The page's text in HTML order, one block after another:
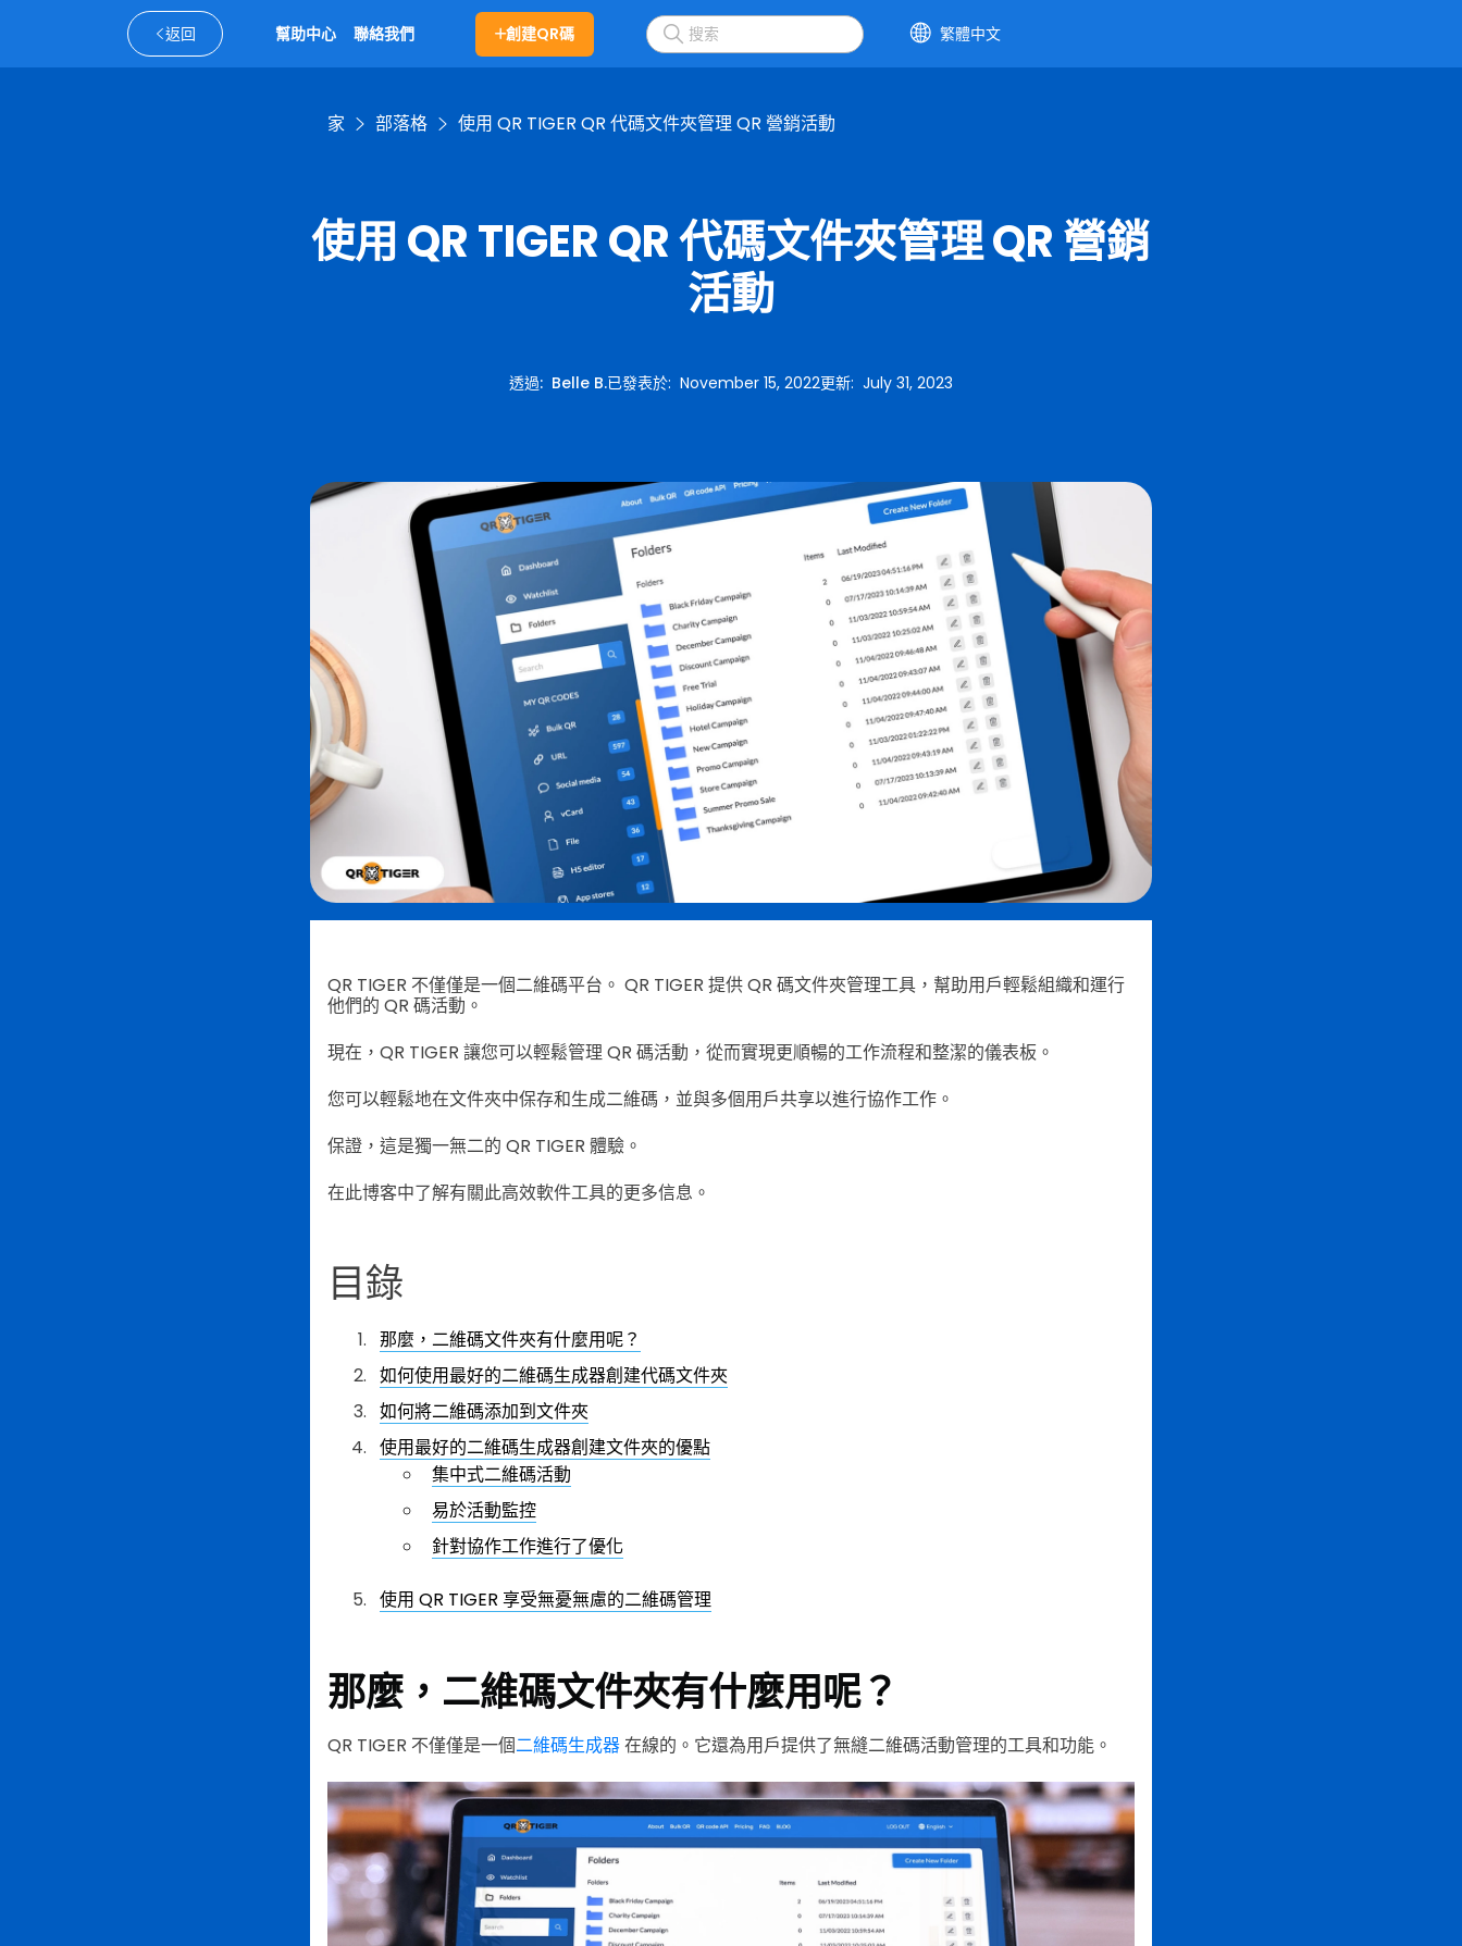
返回 幫助中心 聯絡我們 創建QR碼 繁體中文
家 部落格 使用 QR TIGER QR 代碼文件夾管理 QR 營銷活動
使用 QR TIGER QR 代碼文件夾管理 QR 營銷
活動
透過: Belle B.已發表於: November 15, 2022更新: July 31, 2023
QR TIGER 不僅僅是一個二維碼平台。 QR TIGER 提供 QR 碼文件夾管理工具，幫助用戶輕鬆組織和運行
他們的 QR 碼活動。
現在，QR TIGER 讓您可以輕鬆管理 QR 碼活動，從而實現更順暢的工作流程和整潔的儀表板。
您可以輕鬆地在文件夾中保存和生成二維碼，並與多個用戶共享以進行協作工作。
保證，這是獨一無二的 QR TIGER 體驗。
在此博客中了解有關此高效軟件工具的更多信息。
目錄
那麼，二維碼文件夾有什麼用呢？
如何使用最好的二維碼生成器創建代碼文件夾
如何將二維碼添加到文件夾
使用最好的二維碼生成器創建文件夾的優點
集中式二維碼活動
易於活動監控
針對協作工作進行了優化
使用 QR TIGER 享受無憂無慮的二維碼管理
那麼，二維碼文件夾有什麼用呢？
QR TIGER 不僅僅是一個二維碼生成器在線的。它還為用戶提供了無縫二維碼活動管理的工具和功能。